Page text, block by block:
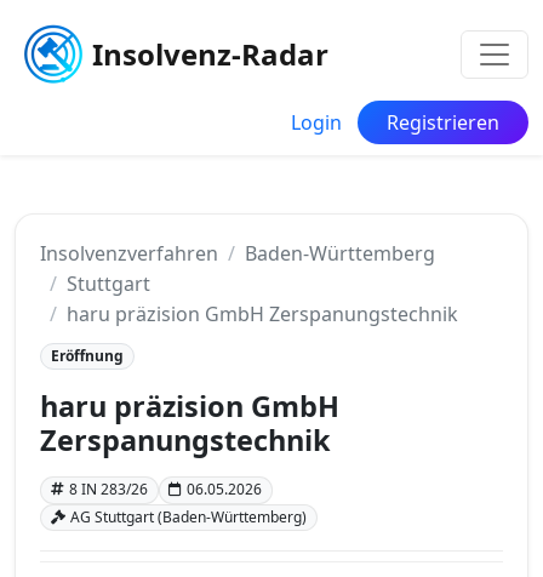
Insolvenz-Radar
Login Registrieren
Insolvenzverfahren
Baden-Württemberg
Stuttgart
haru präzision GmbH Zerspanungstechnik
Eröffnung
haru präzision GmbH
Zerspanungstechnik
8 IN 283/26
06.05.2026
AG Stuttgart (Baden-Württemberg)